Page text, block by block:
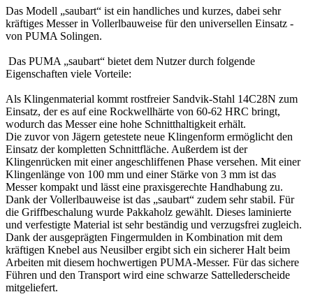
Das Modell „saubart“ ist ein handliches und kurzes, dabei sehr
kräftiges Messer in Vollerlbauweise für den universellen Einsatz -
von PUMA Solingen.
Das PUMA „saubart“ bietet dem Nutzer durch folgende
Eigenschaften viele Vorteile:
Als Klingenmaterial kommt rostfreier Sandvik-Stahl 14C28N zum
Einsatz, der es auf eine Rockwellhärte von 60-62 HRC bringt,
wodurch das Messer eine hohe Schnitthaltigkeit erhält.
Die zuvor von Jägern getestete neue Klingenform ermöglicht den
Einsatz der kompletten Schnittfläche. Außerdem ist der
Klingenrücken mit einer angeschliffenen Phase versehen. Mit einer
Klingenlänge von 100 mm und einer Stärke von 3 mm ist das
Messer kompakt und lässt eine praxisgerechte Handhabung zu.
Dank der Vollerlbauweise ist das „saubart“ zudem sehr stabil. Für
die Griffbeschalung wurde Pakkaholz gewählt. Dieses laminierte
und verfestigte Material ist sehr beständig und verzugsfrei zugleich.
Dank der ausgeprägten Fingermulden in Kombination mit dem
kräftigen Knebel aus Neusilber ergibt sich ein sicherer Halt beim
Arbeiten mit diesem hochwertigen PUMA-Messer. Für das sichere
Führen und den Transport wird eine schwarze Sattellederscheide
mitgeliefert.